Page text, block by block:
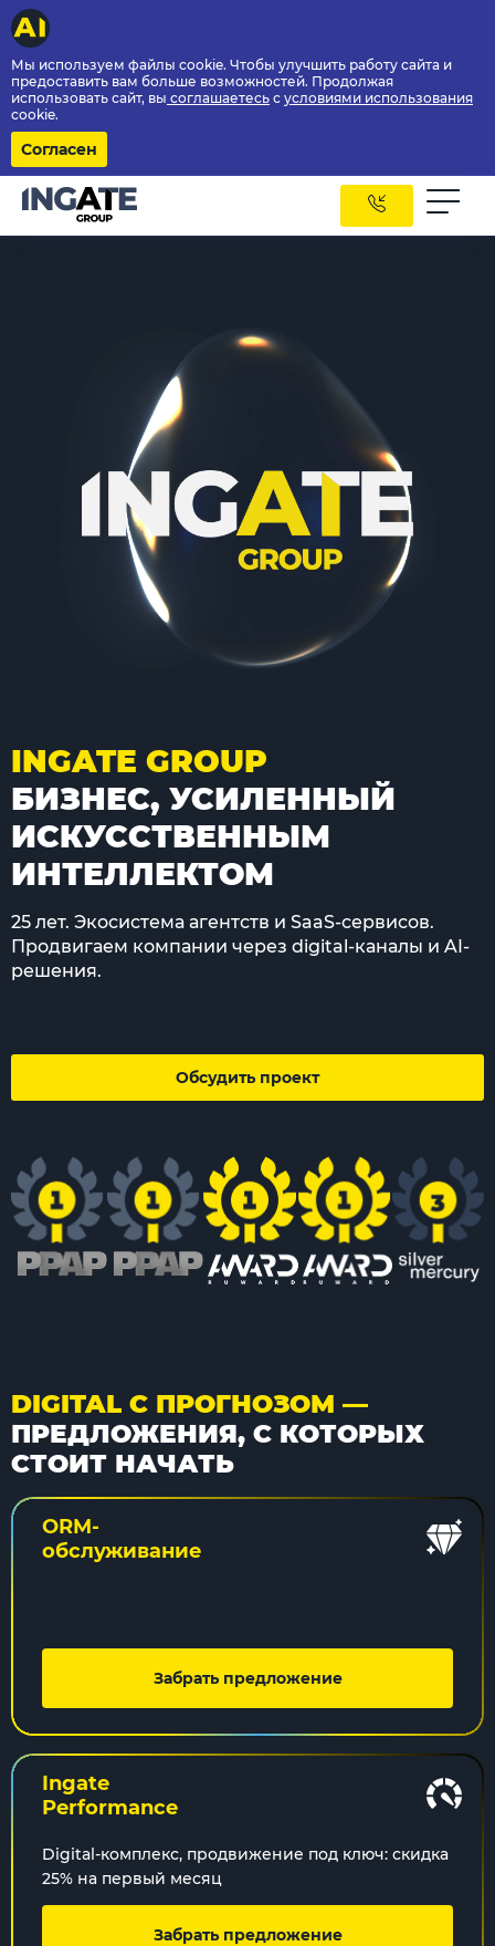
Мы используем файлы cookie. Чтобы улучшить работу сайта и
предоставить вам больше возможностей. Продолжая
использовать сайт, вы соглашаетесь с условиями использования
cookie.
Согласен
INGATE GROUP
БИЗНЕС, УСИЛЕННЫЙ
ИСКУССТВЕННЫМ
ИНТЕЛЛЕКТОМ
25 лет. Экосистема агентств и SaaS-сервисов.
Продвигаем компании через digital-каналы и AI-
решения.
Обсудить проект
DIGITAL С ПРОГНОЗОМ —
ПРЕДЛОЖЕНИЯ, С КОТОРЫХ
СТОИТ НАЧАТЬ
ORM-
обслуживание
Забрать предложение
Ingate
Performance
Digital-комплекс, продвижение под ключ: скидка
25% на первый месяц
Забрать предложение